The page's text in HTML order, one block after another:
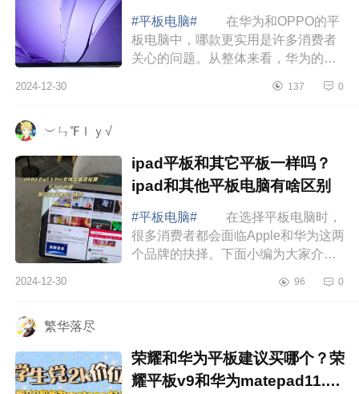
#平板电脑#
在华为和OPPO的平
板电脑中，哪款更实用是许多消费者
关心的问题。从整体来看，华为的平
面表现更加突出，尤其是在高效办公
2024-12-30 137 0
︶ㄣ℉ｌｙ√
ipad平板和其它平板一样吗？
ipad和其他平板电脑有啥区别
#平板电脑#
在选择平板电脑时，
很多消费者都会面临Apple和华为这两
个品牌的抉择。下面小编为大家介绍
和其他平板电脑有啥区别 ipad和
2024-12-30 96 0
繁华落尽
荣耀和华为平板建议买哪个？荣
耀平板v9和华为matepad11.5